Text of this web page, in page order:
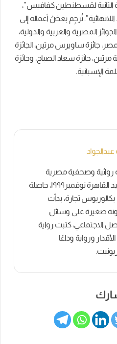
الثانية لقسطنطين كفافيس”،
تُرجِم بعضُ أعماله إلى
المصرية والعربية والدولية،
جائزة ساويرس مرتين، الجائزة
مرتين، جائزة سعاد الصباح، وجائزة
الإسبانية.
عبدالجواد
روائية وصحفية مصرية
مواليد القاهرة نوفمبر١٩٩٩، حاصلة
تجارة، بدأت
صغيرة على وسائل
الاجتماعي، كتبت رواية
الأقدار ورواية وداعًا